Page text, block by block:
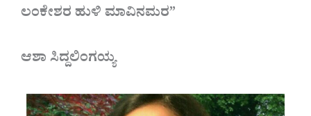
ಲಂಕೇಶರ ಹುಳಿ ಮಾವಿನಮರ”
ಆಶಾ ಸಿದ್ದಲಿಂಗಯ್ಯ